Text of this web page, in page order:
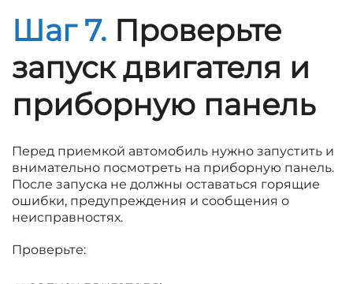
Шаг 7. Проверьте
запуск двигателя и
приборную панель
Перед приемкой автомобиль нужно запустить и
внимательно посмотреть на приборную панель.
После запуска не должны оставаться горящие
ошибки, предупреждения и сообщения о
неисправностях.
Проверьте: